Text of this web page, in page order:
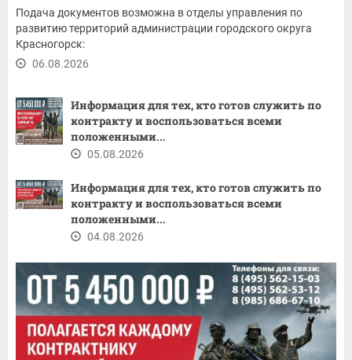
Подача документов возможна в отделы управления по
развитию территорий администрации городского округа
Красногорск:
06.08.2026
Информация для тех, кто готов служить по
контракту и воспользоваться всеми
положенными...
05.08.2026
Информация для тех, кто готов служить по
контракту и воспользоваться всеми
положенными...
04.08.2026